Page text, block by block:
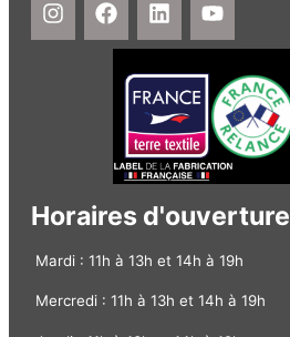
Horaires d'ouverture
Mardi : 11h à 13h et 14h à 19h
Mercredi : 11h à 13h et 14h à 19h